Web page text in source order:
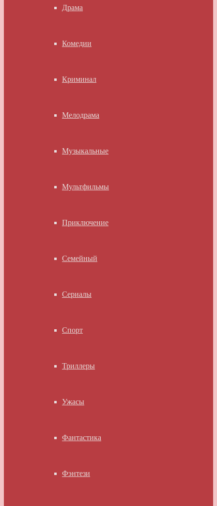
Драма
Комедии
Криминал
Мелодрама
Музыкальные
Мультфильмы
Приключение
Семейный
Сериалы
Спорт
Триллеры
Ужасы
Фантастика
Фэнтези